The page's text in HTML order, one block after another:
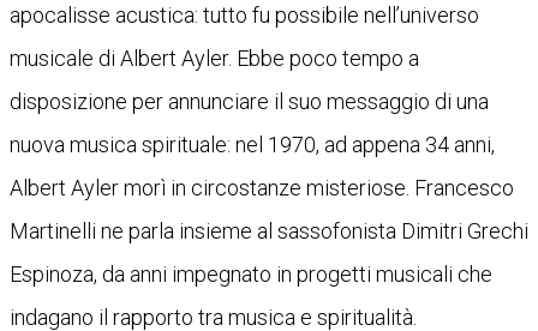
apocalisse acustica: tutto fu possibile nell’universo
musicale di Albert Ayler. Ebbe poco tempo a
disposizione per annunciare il suo messaggio di una
nuova musica spirituale: nel 1970, ad appena 34 anni,
Albert Ayler morì in circostanze misteriose. Francesco
Martinelli ne parla insieme al sassofonista Dimitri Grechi
Espinoza, da anni impegnato in progetti musicali che
indagano il rapporto tra musica e spiritualità.